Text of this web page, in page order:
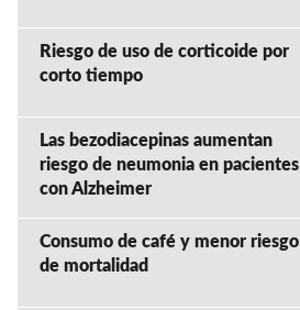
Riesgo de uso de corticoide por
corto tiempo
Las bezodiacepinas aumentan
riesgo de neumonia en pacientes
con Alzheimer
Consumo de café y menor riesgo
de mortalidad